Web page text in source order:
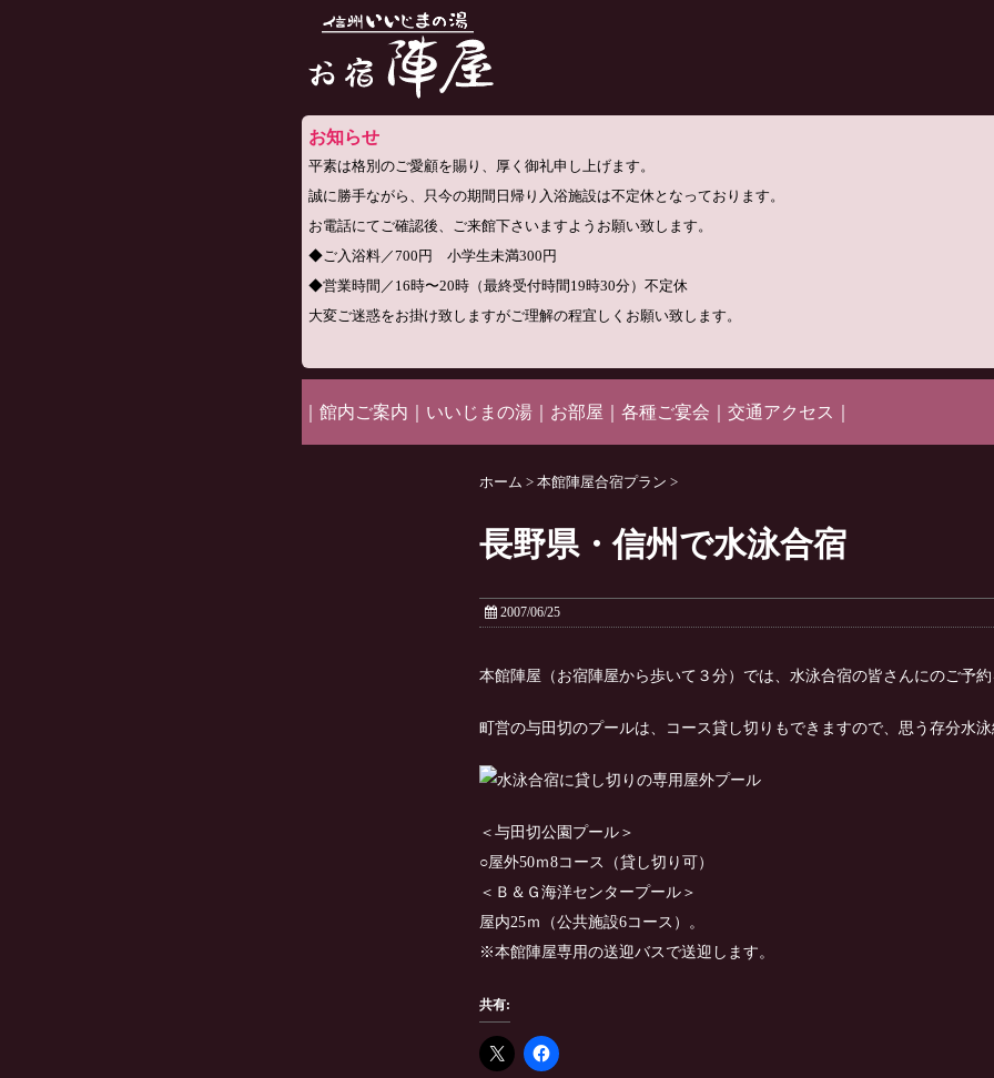
お知らせ
平素は格別のご愛顧を賜り、厚く御礼申し上げます。
誠に勝手ながら、只今の期間日帰り入浴施設は不定休となっております。
お電話にてご確認後、ご来館下さいますようお願い致します。
◆ご入浴料／700円 小学生未満300円
◆営業時間／16時〜20時（最終受付時間19時30分）不定休
大変ご迷惑をお掛け致しますがご理解の程宜しくお願い致します。
館内ご案内 いいじまの湯 お部屋 各種ご宴会 交通アクセス
ホーム > 本館陣屋合宿プラン >
長野県・信州で水泳合宿
2007/06/25
本館陣屋（お宿陣屋から歩いて３分）では、水泳合宿の皆さんにのご予約
町営の与田切のプールは、コース貸し切りもできますので、思う存分水泳
＜与田切公園プール＞
○屋外50ｍ8コース（貸し切り可）
＜Ｂ＆Ｇ海洋センタープール＞
屋内25ｍ（公共施設6コース）。
※本館陣屋専用の送迎バスで送迎します。
共有: